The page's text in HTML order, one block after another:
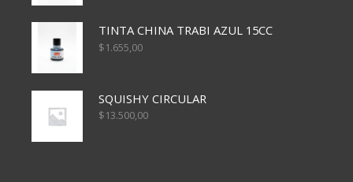
TINTA CHINA TRABI AZUL 15CC
$1.655,00
SQUISHY CIRCULAR
$13.500,00